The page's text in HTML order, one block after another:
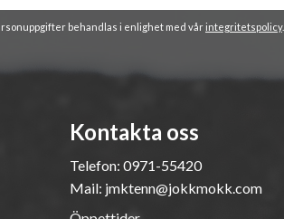
behandlas i enlighet med vårintegritetspolicy.
Kontakta oss
Telefon: 0971-55420
Mail: jmktenn@jokkmokk.com